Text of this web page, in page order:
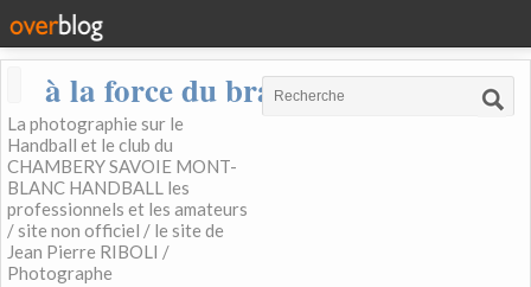
à la force du bras
La photographie sur le
Handball et le club du
CHAMBERY SAVOIE MONT-
BLANC HANDBALL les
professionnels et les amateurs
/ site non officiel / le site de
Jean Pierre RIBOLI /
Photographe